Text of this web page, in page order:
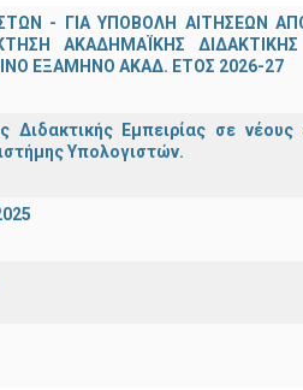
- ΓΙΑ ΥΠΟΒΟΛΗ ΑΙΤΗΣΕΩΝ
ΑΚΑΔΗΜΑΪΚΗΣ
ΕΞΑΜΗΝΟ ΑΚΑΔ. ΕΤΟΣ 2026-27
Εμπειρίας σε νέους
Υπολογιστών.